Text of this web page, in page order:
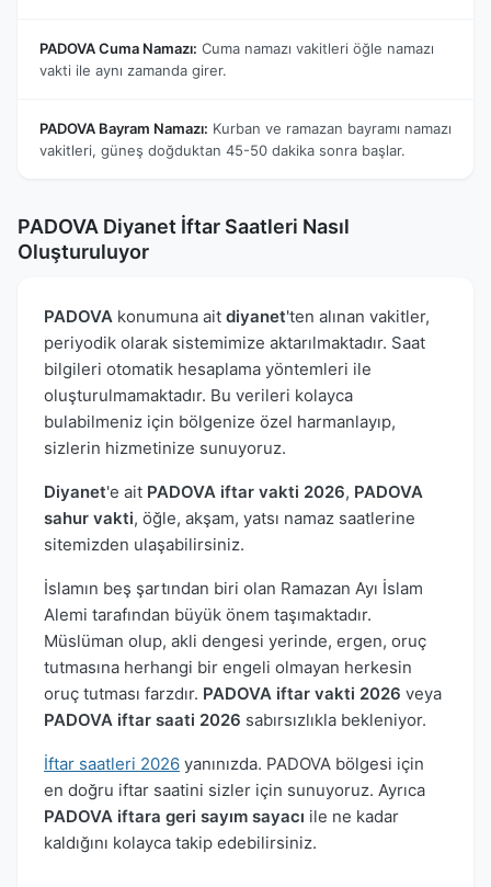
PADOVA Cuma Namazı: Cuma namazı vakitleri öğle namazı
vakti ile aynı zamanda girer.
PADOVA Bayram Namazı: Kurban ve ramazan bayramı namazı
vakitleri, güneş doğduktan 45-50 dakika sonra başlar.
PADOVA Diyanet İftar Saatleri Nasıl
Oluşturuluyor
PADOVA konumuna ait diyanet'ten alınan vakitler,
periyodik olarak sistemimize aktarılmaktadır. Saat
bilgileri otomatik hesaplama yöntemleri ile
oluşturulmamaktadır. Bu verileri kolayca
bulabilmeniz için bölgenize özel harmanlayıp,
sizlerin hizmetinize sunuyoruz.
Diyanet'e ait PADOVA iftar vakti 2026, PADOVA
sahur vakti, öğle, akşam, yatsı namaz saatlerine
sitemizden ulaşabilirsiniz.
İslamın beş şartından biri olan Ramazan Ayı İslam
Alemi tarafından büyük önem taşımaktadır.
Müslüman olup, akli dengesi yerinde, ergen, oruç
tutmasına herhangi bir engeli olmayan herkesin
oruç tutması farzdır. PADOVA iftar vakti 2026 veya
PADOVA iftar saati 2026 sabırsızlıkla bekleniyor.
İftar saatleri 2026 yanınızda. PADOVA bölgesi için
en doğru iftar saatini sizler için sunuyoruz. Ayrıca
PADOVA iftara geri sayım sayacı ile ne kadar
kaldığını kolayca takip edebilirsiniz.